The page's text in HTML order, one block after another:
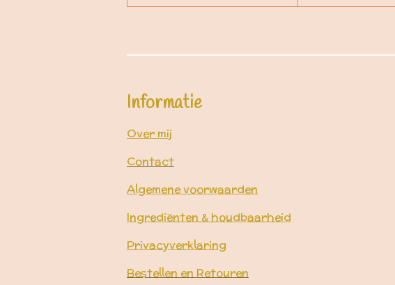
Informatie
Over mij
Contact
Algemene voorwaarden
Ingrediënten & houdbaarheid
Privacyverklaring
Bestellen en Retouren